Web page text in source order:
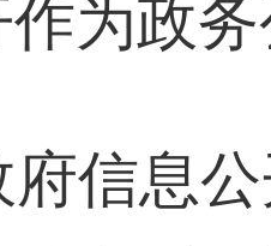
为政
府信息